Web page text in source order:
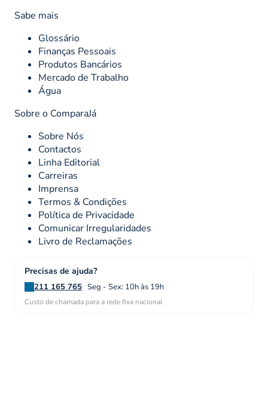
Sabe mais
Glossário
Finanças Pessoais
Produtos Bancários
Mercado de Trabalho
Água
Sobre o ComparaJá
Sobre Nós
Contactos
Linha Editorial
Carreiras
Imprensa
Termos & Condições
Política de Privacidade
Comunicar Irregularidades
Livro de Reclamações
Precisas de ajuda?
211 165 765 Seg - Sex: 10h às 19h
Custo de chamada para a rede fixa nacional